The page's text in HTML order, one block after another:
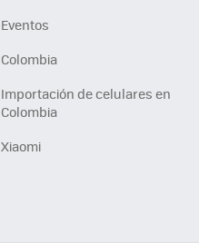
Eventos
Colombia
Importación de celulares en
Colombia
Xiaomi